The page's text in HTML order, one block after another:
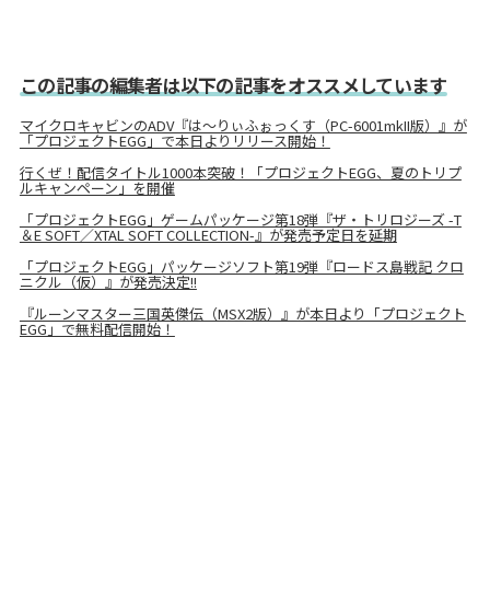
この記事の編集者は以下の記事をオススメしています
マイクロキャビンのADV『は～りぃふぉっくす（PC-6001mkII版）』が
「プロジェクトEGG」で本日よりリリース開始！
行くぜ！配信タイトル1000本突破！「プロジェクトEGG、夏のトリプ
ルキャンペーン」を開催
「プロジェクトEGG」ゲームパッケージ第18弾『ザ・トリロジーズ -T
＆E SOFT／XTAL SOFT COLLECTION-』が発売予定日を延期
「プロジェクトEGG」パッケージソフト第19弾『ロードス島戦記 クロ
ニクル（仮）』が発売決定!!
『ルーンマスター三国英傑伝（MSX2版）』が本日より「プロジェクト
EGG」で無料配信開始！